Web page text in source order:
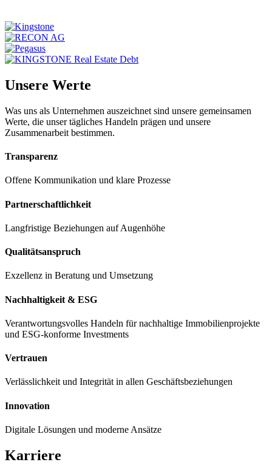
Unsere Werte
Was uns als Unternehmen auszeichnet sind unsere gemeinsamen
Werte, die unser tägliches Handeln prägen und unsere
Zusammenarbeit bestimmen.
Transparenz
Offene Kommunikation und klare Prozesse
Partnerschaftlichkeit
Langfristige Beziehungen auf Augenhöhe
Qualitätsanspruch
Exzellenz in Beratung und Umsetzung
Nachhaltigkeit & ESG
Verantwortungsvolles Handeln für nachhaltige Immobilienprojekte
und ESG-konforme Investments
Vertrauen
Verlässlichkeit und Integrität in allen Geschäftsbeziehungen
Innovation
Digitale Lösungen und moderne Ansätze
Karriere